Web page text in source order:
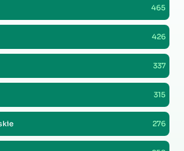
465
426
337
315
276